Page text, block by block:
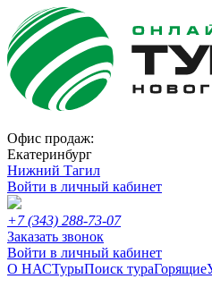
Офис продаж:
Екатеринбург
Нижний Тагил
Войти в личный кабинет
+7 (343) 288-73-07
Заказать звонок
Войти в личный кабинет
О НАСТурыПоиск тураГорящие